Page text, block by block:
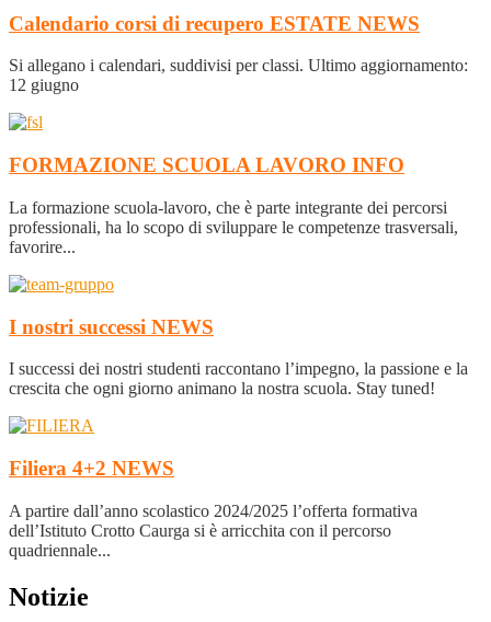
Calendario corsi di recupero ESTATE NEWS
Si allegano i calendari, suddivisi per classi. Ultimo aggiornamento:
12 giugno
FORMAZIONE SCUOLA LAVORO INFO
La formazione scuola-lavoro, che è parte integrante dei percorsi
professionali, ha lo scopo di sviluppare le competenze trasversali,
favorire...
I nostri successi NEWS
I successi dei nostri studenti raccontano l’impegno, la passione e la
crescita che ogni giorno animano la nostra scuola. Stay tuned!
Filiera 4+2 NEWS
A partire dall’anno scolastico 2024/2025 l’offerta formativa
dell’Istituto Crotto Caurga si è arricchita con il percorso
quadriennale...
Notizie